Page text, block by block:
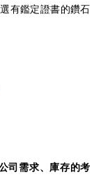
有鑑定證書的鑽石
司需求、庫存的考